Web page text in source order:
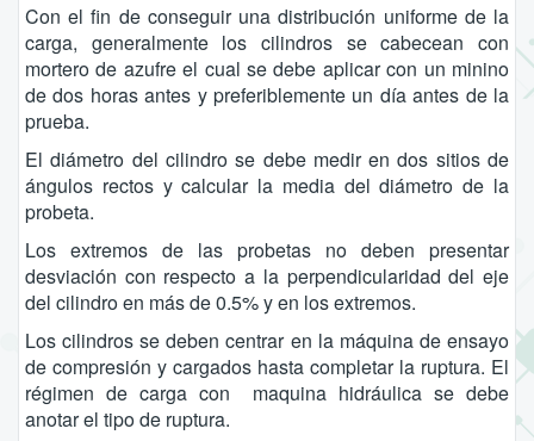
Con el fin de conseguir una distribución uniforme de la
carga, generalmente los cilindros se cabecean con
mortero de azufre el cual se debe aplicar con un minino
de dos horas antes y preferiblemente un día antes de la
prueba.
El diámetro del cilindro se debe medir en dos sitios de
ángulos rectos y calcular la media del diámetro de la
probeta.
Los extremos de las probetas no deben presentar
desviación con respecto a la perpendicularidad del eje
del cilindro en más de 0.5% y en los extremos.
Los cilindros se deben centrar en la máquina de ensayo
de compresión y cargados hasta completar la ruptura. El
régimen de carga con maquina hidráulica se debe
anotar el tipo de ruptura.